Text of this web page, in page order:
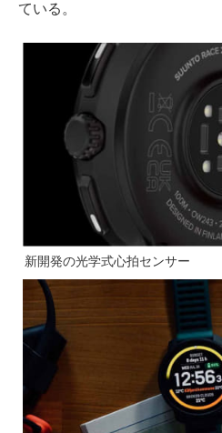
ている。
新開発の光学式心拍センサー